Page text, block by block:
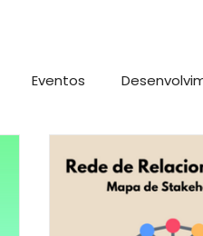
Eventos
Serviços
da Transformação